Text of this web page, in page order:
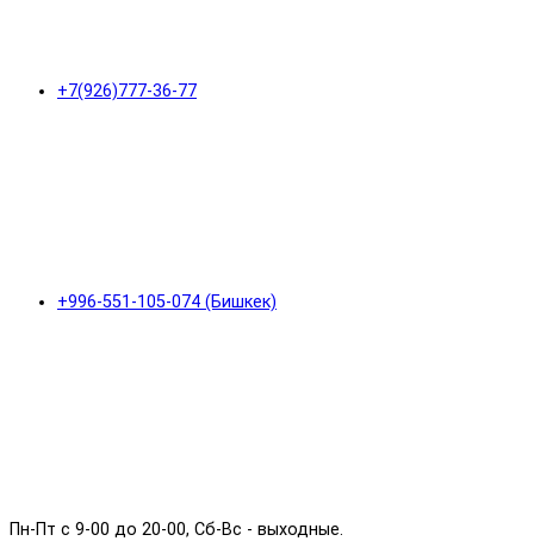
+7(926)777-36-77
+996-551-105-074 (Бишкек)
Пн-Пт с 9-00 до 20-00, Сб-Вс - выходные.